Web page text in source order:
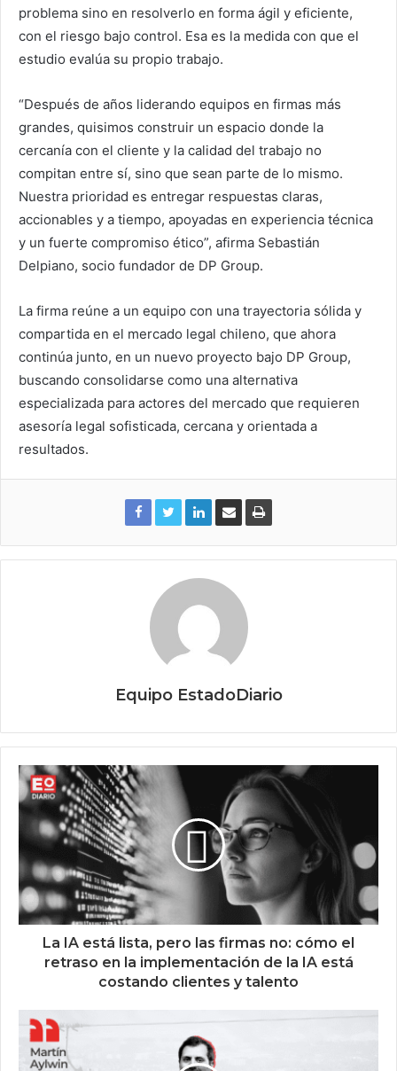
problema sino en resolverlo en forma ágil y eficiente,
con el riesgo bajo control. Esa es la medida con que el
estudio evalúa su propio trabajo.
“Después de años liderando equipos en firmas más
grandes, quisimos construir un espacio donde la
cercanía con el cliente y la calidad del trabajo no
compitan entre sí, sino que sean parte de lo mismo.
Nuestra prioridad es entregar respuestas claras,
accionables y a tiempo, apoyadas en experiencia técnica
y un fuerte compromiso ético”, afirma Sebastián
Delpiano, socio fundador de DP Group.
La firma reúne a un equipo con una trayectoria sólida y
compartida en el mercado legal chileno, que ahora
continúa junto, en un nuevo proyecto bajo DP Group,
buscando consolidarse como una alternativa
especializada para actores del mercado que requieren
asesoría legal sofisticada, cercana y orientada a
resultados.
Equipo EstadoDiario
La IA está lista, pero las firmas no: cómo el
retraso en la implementación de la IA está
costando clientes y talento